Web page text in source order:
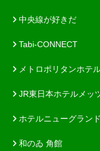
中央線が好きだ
Tabi-CONNECT
メトロポリタンホテ
JR東日本ホテルメッ
ホテルニューグランド
和のゐ 角館